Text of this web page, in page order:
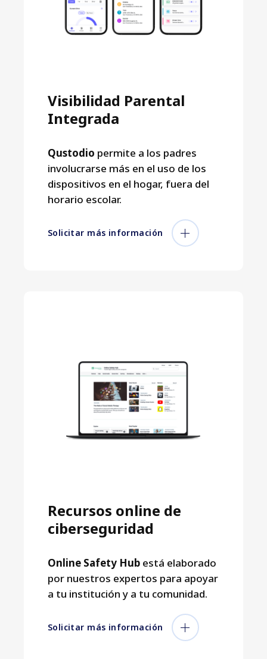
Visibilidad Parental
Integrada
Qustodio permite a los padres
involucrarse más en el uso de los
dispositivos en el hogar, fuera del
horario escolar.
Solicitar más información
Recursos online de
ciberseguridad
Online Safety Hubestá elaborado
por nuestros expertos para apoyar
a tu institución y a tu comunidad.
Solicitar más información